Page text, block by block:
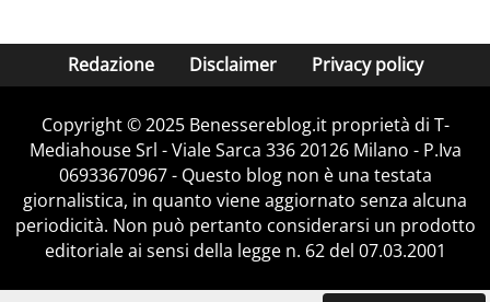
Redazione Disclaimer Privacy policy
Copyright © 2025 Benessereblog.it proprietà di T-
Mediahouse Srl - Viale Sarca 336 20126 Milano - P.Iva
06933670967 - Questo blog non è una testata
giornalistica, in quanto viene aggiornato senza alcuna
periodicità. Non può pertanto considerarsi un prodotto
editoriale ai sensi della legge n. 62 del 07.03.2001